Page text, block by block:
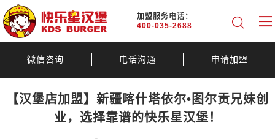
加盟服务电话：
400-035-2688
微信咨询 电话沟通 申请加盟
【汉堡店加盟】新疆喀什塔依尔•图尔贡兄妹创
业，选择靠谱的快乐星汉堡！